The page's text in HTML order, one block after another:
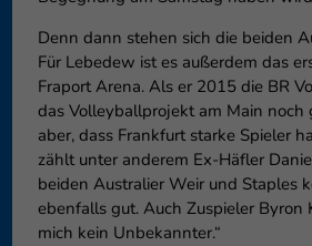
Denn dann stehen sich die beiden
Für Lebedew ist es außerdem das
Fraport Arena. Als er 2015 die BR
das Volleyballprojekt am Main noch
aber, dass Frankfurt starke Spieler
zählt unter anderem Ex-Häfler
beiden Australier Weir und Staples
ebenfalls gut. Auch Zuspieler Byron
mich kein Unbekannter.“
Cookie-Informationen